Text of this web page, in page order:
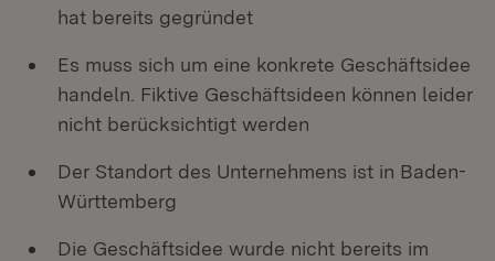
hat bereits gegründet
Es muss sich um eine konkrete Geschäftsidee
handeln. Fiktive Geschäftsideen können leider
nicht berücksichtigt werden
Der Standort des Unternehmens ist in Baden-
Württemberg
Die Geschäftsidee wurde nicht bereits im